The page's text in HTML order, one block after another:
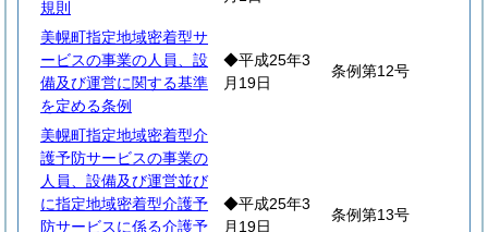
規則
美幌町指定地域密着型サ
ービスの事業の人員、設
備及び運営に関する基準
を定める条例
◆平成25年3
月19日
条例第12号
美幌町指定地域密着型介
護予防サービスの事業の
人員、設備及び運営並び
に指定地域密着型介護予
防サービスに係る介護予
◆平成25年3
月19日
条例第13号